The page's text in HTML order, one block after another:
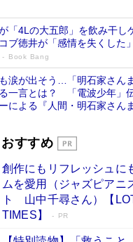
「4Lの大五郎」を飲み干し
ブ徳井が「感情を失くした
Book Bang
涙が出そう…「明石家さん
一言とは？ 「電波少年」
による『人間・明石家さん
最終46巻がベストセラー1
版には「宇宙で描かれ
Book Bang
回答を集めた『ほほえんで
談』がランクイン［エンタ
ラー］
Book Bang
おすすめ
創作にもリフレッシュに
ムを愛用（ジャズピアニ
ト 山中千尋さん）【
TIMES】
PR